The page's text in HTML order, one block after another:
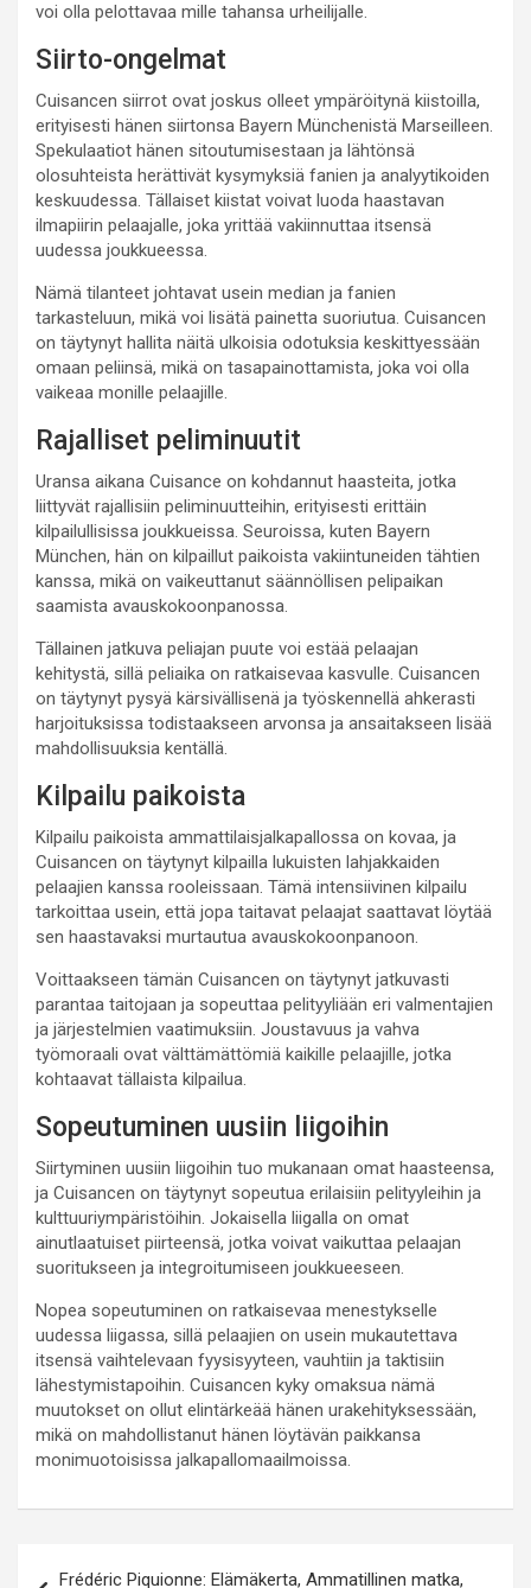
voi olla pelottavaa mille tahansa urheilijalle.
Siirto-ongelmat
Cuisancen siirrot ovat joskus olleet ympäröitynä kiistoilla,
erityisesti hänen siirtonsa Bayern Münchenistä Marseilleen.
Spekulaatiot hänen sitoutumisestaan ja lähtönsä
olosuhteista herättivät kysymyksiä fanien ja analyytikoiden
keskuudessa. Tällaiset kiistat voivat luoda haastavan
ilmapiirin pelaajalle, joka yrittää vakiinnuttaa itsensä
uudessa joukkueessa.
Nämä tilanteet johtavat usein median ja fanien
tarkasteluun, mikä voi lisätä painetta suoriutua. Cuisancen
on täytynyt hallita näitä ulkoisia odotuksia keskittyessään
omaan peliinsä, mikä on tasapainottamista, joka voi olla
vaikeaa monille pelaajille.
Rajalliset peliminuutit
Uransa aikana Cuisance on kohdannut haasteita, jotka
liittyvät rajallisiin peliminuutteihin, erityisesti erittäin
kilpailullisissa joukkueissa. Seuroissa, kuten Bayern
München, hän on kilpaillut paikoista vakiintuneiden tähtien
kanssa, mikä on vaikeuttanut säännöllisen pelipaikan
saamista avauskokoonpanossa.
Tällainen jatkuva peliajan puute voi estää pelaajan
kehitystä, sillä peliaika on ratkaisevaa kasvulle. Cuisancen
on täytynyt pysyä kärsivällisenä ja työskennellä ahkerasti
harjoituksissa todistaakseen arvonsa ja ansaitakseen lisää
mahdollisuuksia kentällä.
Kilpailu paikoista
Kilpailu paikoista ammattilaisjalkapallossa on kovaa, ja
Cuisancen on täytynyt kilpailla lukuisten lahjakkaiden
pelaajien kanssa rooleissaan. Tämä intensiivinen kilpailu
tarkoittaa usein, että jopa taitavat pelaajat saattavat löytää
sen haastavaksi murtautua avauskokoonpanoon.
Voittaakseen tämän Cuisancen on täytynyt jatkuvasti
parantaa taitojaan ja sopeuttaa pelityyliään eri valmentajien
ja järjestelmien vaatimuksiin. Joustavuus ja vahva
työmoraali ovat välttämättömiä kaikille pelaajille, jotka
kohtaavat tällaista kilpailua.
Sopeutuminen uusiin liigoihin
Siirtyminen uusiin liigoihin tuo mukanaan omat haasteensa,
ja Cuisancen on täytynyt sopeutua erilaisiin pelityyleihin ja
kulttuuriympäristöihin. Jokaisella liigalla on omat
ainutlaatuiset piirteensä, jotka voivat vaikuttaa pelaajan
suoritukseen ja integroitumiseen joukkueeseen.
Nopea sopeutuminen on ratkaisevaa menestykselle
uudessa liigassa, sillä pelaajien on usein mukautettava
itsensä vaihtelevaan fyysisyyteen, vauhtiin ja taktisiin
lähestymistapoihin. Cuisancen kyky omaksua nämä
muutokset on ollut elintärkeää hänen urakehityksessään,
mikä on mahdollistanut hänen löytävän paikkansa
monimuotoisissa jalkapallomaailmoissa.
Frédéric Piquionne: Elämäkerta, Ammatillinen matka,